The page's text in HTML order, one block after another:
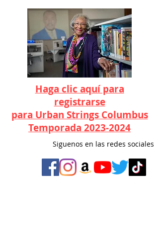
Haga clic aquí para
registrarse
para Urban Strings Columbus
Temporada 2023-2024
Siguenos en las redes sociales